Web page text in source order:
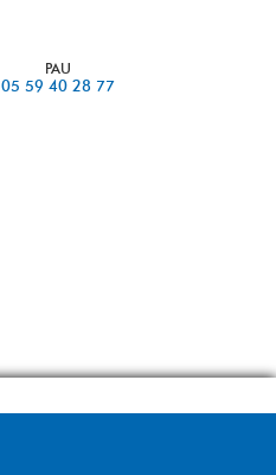
PAU
05 59 40 28 77